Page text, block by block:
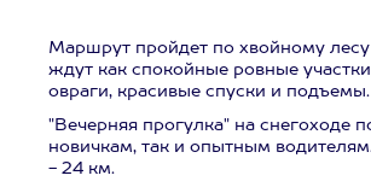
Маршрут пройдет по хвойному лесу
ждут как спокойные ровные
овраги, красивые спуски и подъемы.
"Вечерняя прогулка" на снегоходе
новичкам, так и опытным
- 24 км.